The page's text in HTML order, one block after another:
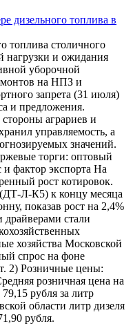
дизельного топлива в
топлива столичного
нагрузки и ожидания
уборочной
на НПЗ и
запрета (31 июля)
и предложения.
аграриев и
управляемость, а
значений.
торги: оптовый
фактор экспорта На
рост котировок.
Л-К5) к концу месяца
показав рост на 2,4%
стали
хозяйства Московской
спрос на фоне
2) Розничные цены:
розничная цена на
рубля за литр
области литр дизеля
рубля.